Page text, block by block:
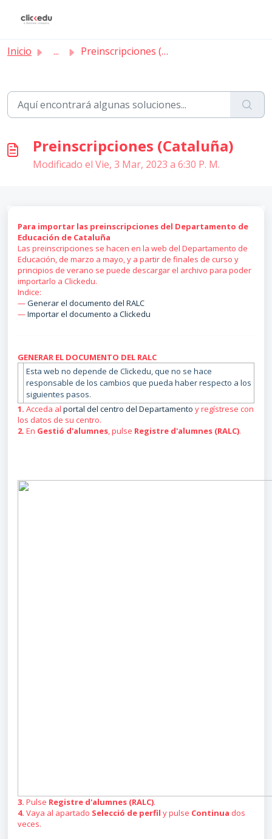
Inicio ... Preinscripciones (Cataluña)
Preinscripciones (Cataluña)
Modificado el Vie, 3 Mar, 2023 a 6:30 P. M.
Para importar las preinscripciones del Departamento de
Educación de Cataluña
Las preinscripciones se hacen en la web del Departamento de
Educación, de marzo a mayo, y a partir de finales de curso y
principios de verano se puede descargar el archivo para poder
importarlo a Clickedu.
Indice:
—Generar el documento del RALC
—Importar el documento a Clickedu
GENERAR EL DOCUMENTO DEL RALC
Esta web no depende de Clickedu, que no se hace
responsable de los cambios que pueda haber respecto a los
siguientes pasos.
1. Acceda al portal del centro del Departamento y regístrese con
los datos de su centro.
2. En Gestió d'alumnes, pulse Registre d'alumnes (RALC).
3. Pulse Registre d'alumnes (RALC).
4. Vaya al apartado Selecció de perfil y pulse Continua dos
veces.